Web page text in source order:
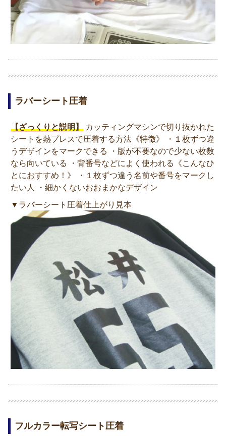
ラバーシート圧着
【ざっくりと説明】 カッティングマシンで切り抜かれた
シートを熱プレスで圧着する方法《特徴》 ・１枚ずつ違
うデザインをマークできる ・版が不要なので少ない枚数
なら向いている ・背番号などによく使われる《こんなひ
とにおすすめ！》 ・１枚ずつ違う名前や番号をマークし
たい人 ・細かくないおおまかなデザイン
▼ラバーシート圧着仕上がり見本
フルカラー転写シート圧着